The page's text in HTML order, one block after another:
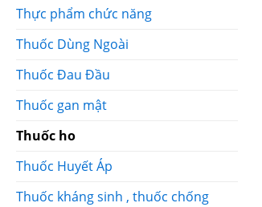
Thực phẩm chức năng
Thuốc Dùng Ngoài
Thuốc Đau Đầu
Thuốc gan mật
Thuốc ho
Thuốc Huyết Áp
Thuốc kháng sinh , thuốc chống